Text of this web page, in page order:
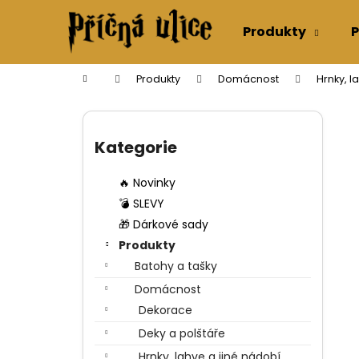
Produkty
Domů Produkty Domácnost Hrnky,
kategorie
Kategorie
🔥 Novinky
💣 SLEVY
🎁 Dárkové sady
Produkty
Batohy a tašky
Domácnost
Dekorace
Deky a polštáře
í
Zpět
do
Zpět
do